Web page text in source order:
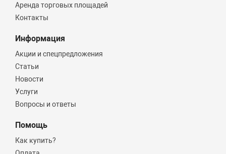
Аренда торговых площадей
Контакты
Информация
Акции и спецпредложения
Статьи
Новости
Услуги
Вопросы и ответы
Помощь
Как купить?